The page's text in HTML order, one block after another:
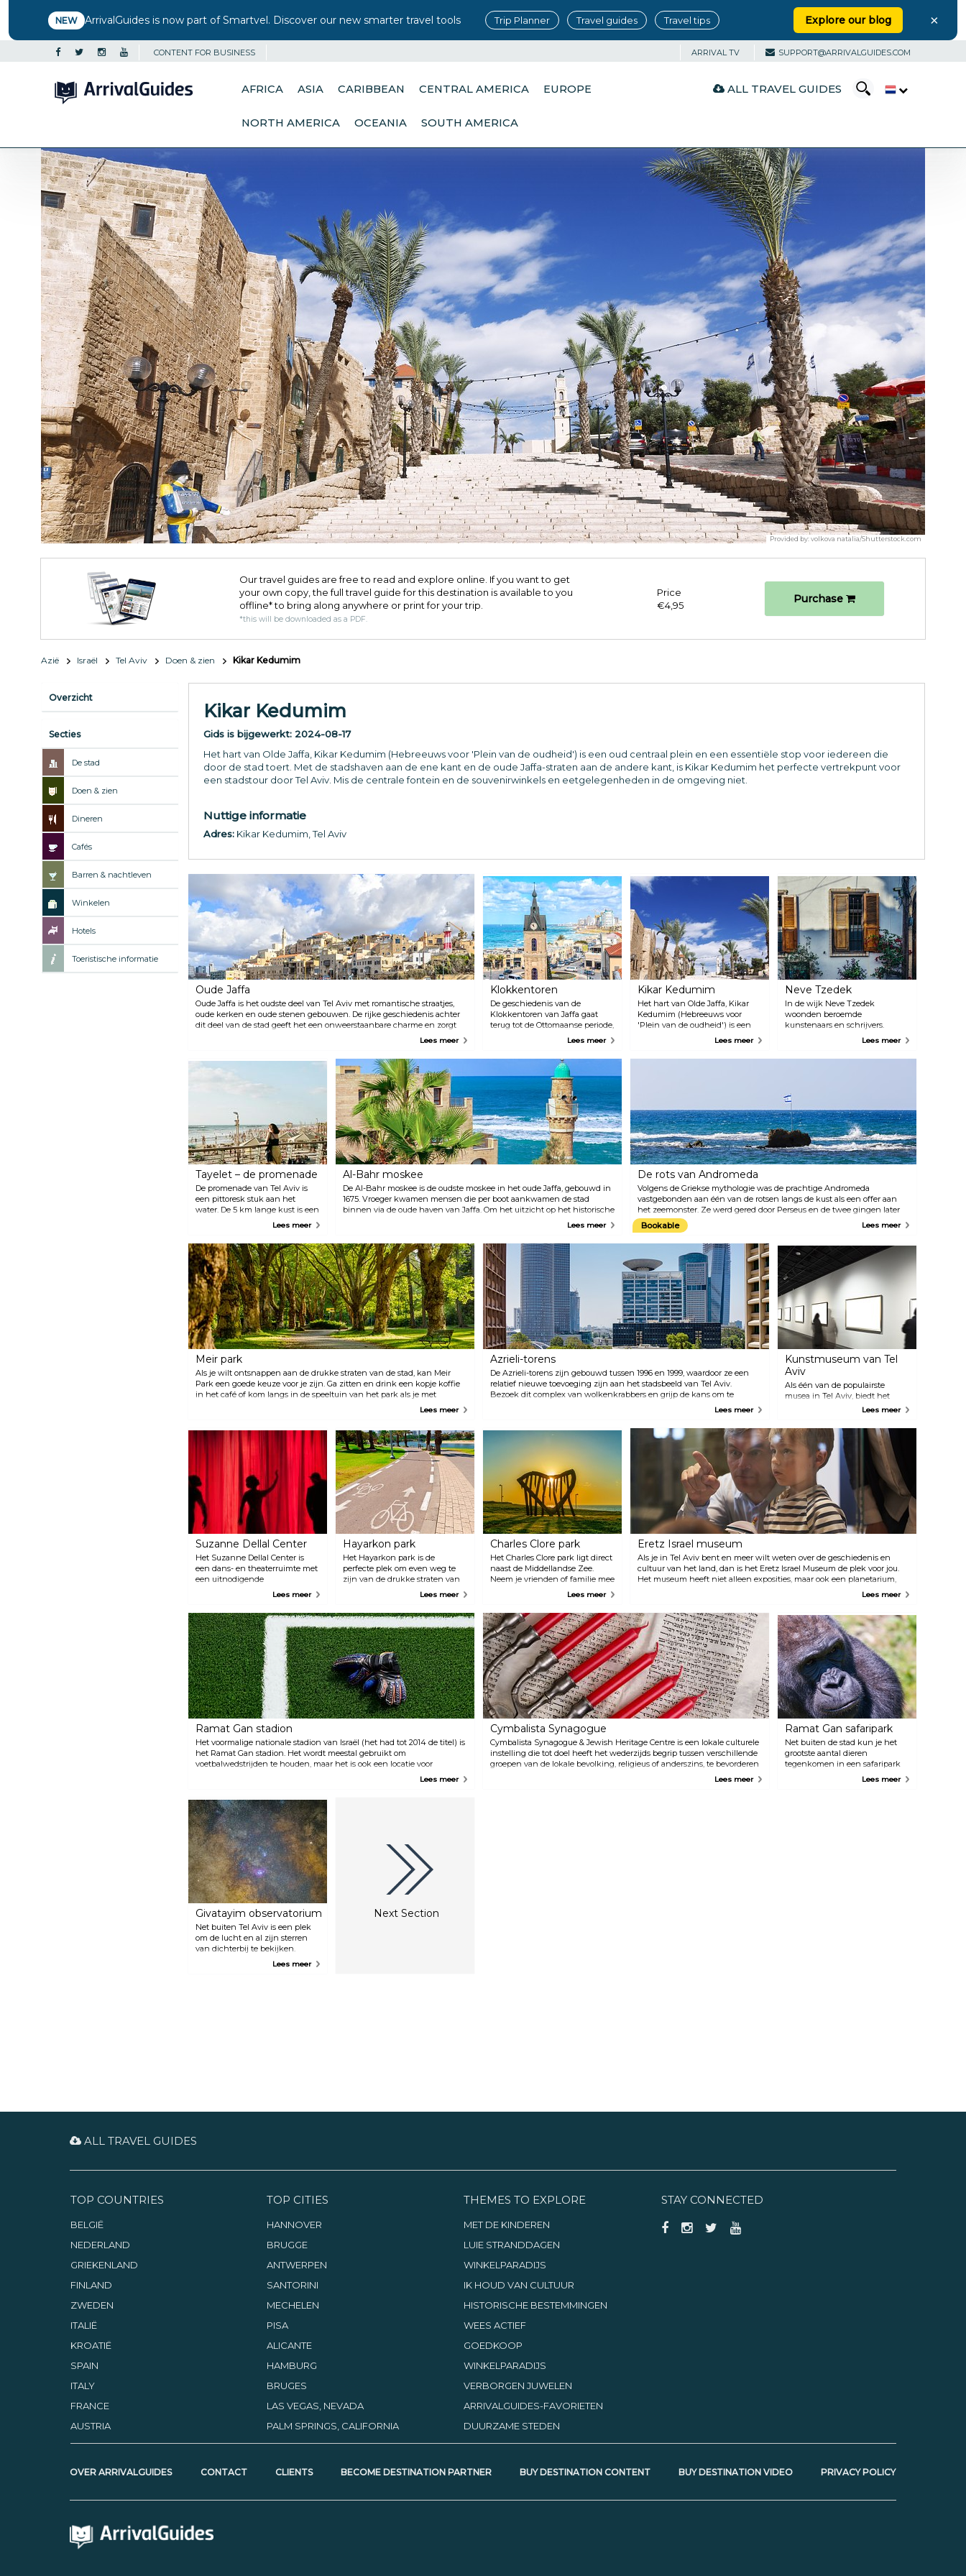
NEW ArrivalGuides is now part of Smartvel. Discover our new smarter travel tools Trip Planner Travel guides Travel tips Explore our blog ×
CONTENT FOR BUSINESS ARRIVAL TV SUPPORT@ARRIVALGUIDES.COM
AFRICA ASIA CARIBBEAN CENTRAL AMERICA EUROPE
NORTH AMERICA OCEANIA SOUTH AMERICA
ALL TRAVEL GUIDES
Provided by:volkova natalia/Shutterstock.com
Our travel guides are free to read and explore online. If you want to get
your own copy, the full travel guide for this destination is available to you
offline* to bring along anywhere or print for your trip.​
*this will be downloaded as a PDF.
Price
€4,95
Purchase
Azië Israël Tel Aviv Doen & zien Kikar Kedumim
Overzicht
Secties
De stad
Doen & zien
Dineren
Cafés
Barren & nachtleven
Winkelen
Hotels
Toeristische informatie
Kikar Kedumim
Gids is bijgewerkt: 2024-08-17
Het hart van Olde Jaffa, Kikar Kedumim (Hebreeuws voor 'Plein van de oudheid') is een oud centraal plein en een essentiële stop voor iedereen die
door de stad toert. Met de stadshaven aan de ene kant en de oude Jaffa-straten aan de andere kant, is Kikar Kedumim het perfecte vertrekpunt voor
een stadstour door Tel Aviv. Mis de centrale fontein en de souvenirwinkels en eetgelegenheden in de omgeving niet.
Nuttige informatie
Adres: Kikar Kedumim, Tel Aviv
Oude Jaffa
Oude Jaffa is het oudste deel van Tel Aviv met romantische straatjes,
oude kerken en oude stenen gebouwen. De rijke geschiedenis achter
dit deel van de stad geeft het een onweerstaanbare charme en zorgt
ervoor dat bezoekers verliefd worden op de sfeer. Loop rond of breng
restaurants en visrestaurants in de buurt van de haven van Jaffa.
Lees meer
Klokkentoren
De geschiedenis van de
Klokkentoren van Jaffa gaat
terug tot de Ottomaanse periode,
toen er zeven klokkentorens
werden gebouwd in Ottomaans
Palestina. Het bevindt zich bij
de ingang van het oude Jaffa-
gebied van de stad. De
klokkentoren wordt vaak
gebruikt als ontmoetingspunt
voor rondleidingen door de stad
en is één van de meest
herkenbare
herkenningspunten van Tel
Aviv.
Lees meer
Kikar Kedumim
Het hart van Olde Jaffa, Kikar
Kedumim (Hebreeuws voor
'Plein van de oudheid') is een
oud centraal plein en een
essentiële stop voor iedereen die
door de stad toert. Met de
een stadstour door Tel Aviv. Mis
de centrale fontein en de
souvenirwinkels en
eetgelegenheden in de
omgeving niet.
Lees meer
Neve Tzedek
In de wijk Neve Tzedek
woonden beroemde
kunstenaars en schrijvers.
Tegenwoordig heeft het gebied
veel van zijn historische charme
behouden en biedt het avant-
wekelijkse boerenmarkt in een
gerestaureerd treinstation,
HaTachana. Stop voor een
maaltijd in trendy Europese
restaurants, drink een koud
drankje in één van de stijlvolle
bistro's en blijf tot laat in de
Lees meer
Tayelet – de promenade
De promenade van Tel Aviv is
een pittoresk stuk aan het
water. De 5 km lange kust is een
onmisbare locatie voor iedereen
romantische wandeling met je
wederhelft of ga lekker zitten
en ontspan terwijl je kijkt naar
de golven die de kust
verpletteren.
Lees meer
Al-Bahr moskee
De Al-Bahr moskee is de oudste moskee in het oude Jaffa, gebouwd in
1675. Vroeger kwamen mensen die per boot aankwamen de stad
binnen via de oude haven van Jaffa. Om het uitzicht op het historische
centrum van de stad in je op te nemen, gebruik je de moskee als je
direct aan de kust van de Middellandse Zee.
Lees meer
De rots van Andromeda
Volgens de Griekse mythologie was de prachtige Andromeda
vastgebonden aan één van de rotsen langs de kust als een offer aan
het zeemonster. Ze werd gered door Perseus en de twee gingen later
trouwen. De rots waar Andromeda ooit aan vastgeketend was, is er
volgens de legende nog steeds.
Bookable Lees meer
Meir park
Als je wilt ontsnappen aan de drukke straten van de stad, kan Meir
Park een goede keuze voor je zijn. Ga zitten en drink een kopje koffie
in het café of kom langs in de speeltuin van het park als je met
kinderen op bezoek bent. Het is een heerlijke, centrale groene plek
is de thuisbasis van het gemeentelijk LHBT-gemeenschapscentrum
van Tel Aviv.
Lees meer
Azrieli-torens
De Azrieli-torens zijn gebouwd tussen 1996 en 1999, waardoor ze een
relatief nieuwe toevoeging zijn aan het stadsbeeld van Tel Aviv.
Bezoek dit complex van wolkenkrabbers en grijp de kans om te
winkelen in een van de grootste winkelcentra van het land (gelegen
Lees meer
Kunstmuseum van Tel
Aviv
Als één van de populairste
musea in Tel Aviv, biedt het
kunstmuseum onderdak aan
van uitstekende
tentoonstellingen. Met
tentoonstellingen van
Israëlische en hedendaagse
kunst, design en architectuur,
en zelfs fotografie, heeft het
museum elke bezoeker echt iets
te bieden.
Lees meer
Suzanne Dellal Center
Het Suzanne Dellal Center is
een dans- en theaterruimte met
een uitnodigende
openluchttuin, een locatie die
bevolking als bezoekers. Het
centrum biedt een steeds
wisselend aanbod van
professioneel geënsceneerde
optredens, dus houd de website
in de gaten voor schema's
wanneer je in de stad bent.
Lees meer
Hayarkon park
Het Hayarkon park is de
perfecte plek om even weg te
zijn van de drukke straten van
de stad. Het ligt net buiten het
populair bij de inwoners
vanwege de sportfaciliteiten, de
schilderachtige gebieden en
een vijver. Wereldberoemde
muzikanten (van The Rolling
Stones tot Justin Bieber)
hebben hier op verschillende
tijdstippen opgetreden.
Lees meer
Charles Clore park
Het Charles Clore park ligt direct
naast de Middellandse Zee.
Neem je vrienden of familie mee
naar dit park en beleef een
barbecueën, balspelen, fietsen
langs de schilderachtige
promenade of gewoon relaxen
in de zon. Het park is gebouwd
op de overblijfselen van Al-
Manshiyya, een historische
Palestijnse wijk die in de jaren
zestig werd verdreven en later
afgebroken om het nieuwe
centrale zakendistrict (CBD) te
vestigen.
Lees meer
Eretz Israel museum
Als je in Tel Aviv bent en meer wilt weten over de geschiedenis en
cultuur van het land, dan is het Eretz Israel Museum de plek voor jou.
Het museum heeft niet alleen exposities, maar ook een planetarium,
Lees meer
Ramat Gan stadion
Het voormalige nationale stadion van Israël (het had tot 2014 de titel) is
het Ramat Gan stadion. Het wordt meestal gebruikt om
voetbalwedstrijden te houden, maar het is ook een locatie voor
grootschalige concerten en andere atletiekwedstrijden dan voetbal.
Lees meer
Cymbalista Synagogue
Cymbalista Synagogue & Jewish Heritage Centre is een lokale culturele
instelling die tot doel heeft het wederzijds begrip tussen verschillende
groepen van de lokale bevolking, religieus of anderszins, te bevorderen
door evenementen en lezingen te organiseren. Het gebouw zelf, met
Lees meer
Ramat Gan safaripark
Net buiten de stad kun je het
grootste aantal dieren
tegenkomen in een safaripark
in het Midden-Oosten. Gorilla's,
Lees meer
Givatayim observatorium
Net buiten Tel Aviv is een plek
om de lucht en al zijn sterren
van dichterbij te bekijken.
Givatayim Observatory biedt
Lees meer
Next Section
ALL TRAVEL GUIDES
TOP COUNTRIES
BELGIË
NEDERLAND
GRIEKENLAND
FINLAND
ZWEDEN
ITALIË
KROATIË
SPAIN
ITALY
FRANCE
AUSTRIA
TOP CITIES
HANNOVER
BRUGGE
ANTWERPEN
SANTORINI
MECHELEN
PISA
ALICANTE
HAMBURG
BRUGES
LAS VEGAS, NEVADA
PALM SPRINGS, CALIFORNIA
THEMES TO EXPLORE
MET DE KINDEREN
LUIE STRANDDAGEN
WINKELPARADIJS
IK HOUD VAN CULTUUR
HISTORISCHE BESTEMMINGEN
WEES ACTIEF
GOEDKOOP
WINKELPARADIJS
VERBORGEN JUWELEN
ARRIVALGUIDES-FAVORIETEN
DUURZAME STEDEN
STAY CONNECTED
OVER ARRIVALGUIDES CONTACT CLIENTS BECOME DESTINATION PARTNER BUY DESTINATION CONTENT BUY DESTINATION VIDEO PRIVACY POLICY